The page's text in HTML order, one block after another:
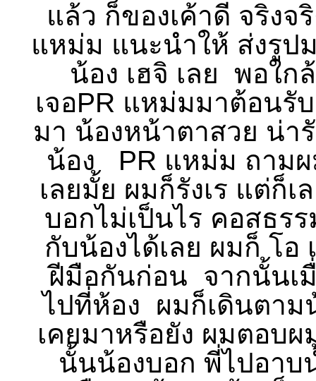
แล้ว ก็ของเค้าดี จริง
แหม่ม แนะนำให้ ส่งรูป
น้อง เฮจิ เลย พอใก
เจอPR แหม่มมาต้อนรั
มา น้องหน้าตาสวย น่า
น้อง PR แหม่ม ถามผ
เลยมั้ย ผมก็รังเร แต่ก็
บอกไม่เป็นไร คอสธร
กับน้องได้เลย ผมก็ โ
ฝีมือกันก่อน จากนั้นเมื่
ไปที่ห้อง ผมก็เดินตาม
เคยมาหรือยัง ผมตอบ
นั้นน้องบอก พี่ไปอาบ